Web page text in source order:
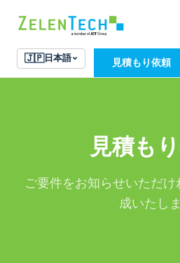
🇯🇵日本語 見積もり依頼
見積も
ご要件をお知らせいただ
成いたし